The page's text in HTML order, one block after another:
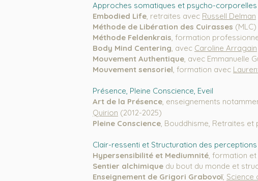
Approches somatiques et psycho-corporelles
Embodied Life, retraites avec Russell Delman
Méthode de Libération des Cuirasses
Méthode Feldenkrais, formation
Body Mind Centering, avec Caroline Arragain
Mouvement Authentique, avec Emmanuelle
Mouvement sensoriel, formation avec
Présence, Pleine Conscience, Eveil
Art de la Présence, enseignements
Quirion (2012-2025)
Pleine Conscience, Bouddhisme, Retraites et
Clair-ressenti et Structuration des perceptions
Hypersensibilité et Mediumnité, formation
Sentier alchimique du bout du monde et
Enseignement de Grigori Grabovoï, Science